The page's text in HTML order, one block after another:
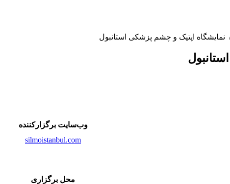
نمایشگاه اپتیک و چشم پزشکی استانبول
وب‌سایت برگزارکننده
silmoistanbul.com
محل برگزاری